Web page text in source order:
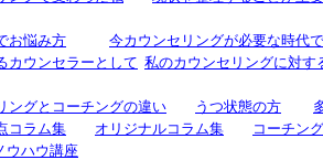
お悩み方
今カウンセリングが必要な時代
カウンセラーとして 私のカウンセリングに対す
ングと コーチングの違い うつ状態の方
コラム集
オリジナルコラム集
コーチン
ウハウ講座